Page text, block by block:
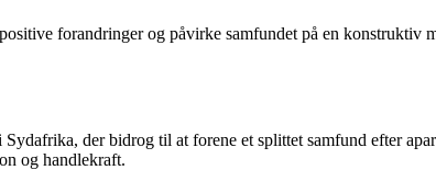
forandringer og påvirke samfundet på en
der bidrog til at forene et splittet samfund efter
og handlekraft.